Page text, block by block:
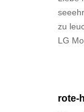
zu
LG
rote-